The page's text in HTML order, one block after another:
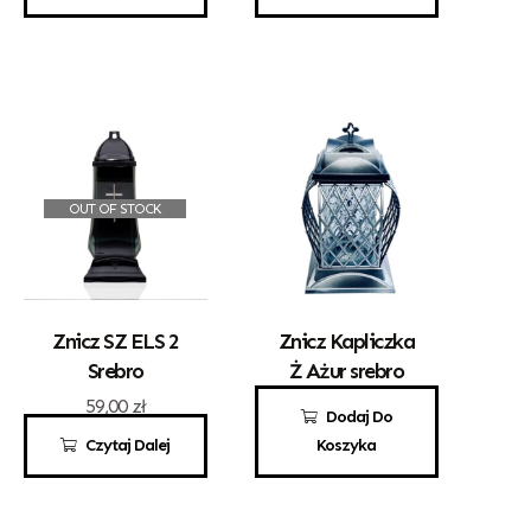
OUT OF STOCK
Czytaj Dalej
Znicz SZ ELS 2
Srebro
59,00 zł
Dodaj Do
Koszyka
Znicz Kapliczka
Ż Ażur srebro
50,00 zł